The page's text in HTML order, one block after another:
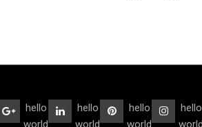
hello
hello
hello
hello